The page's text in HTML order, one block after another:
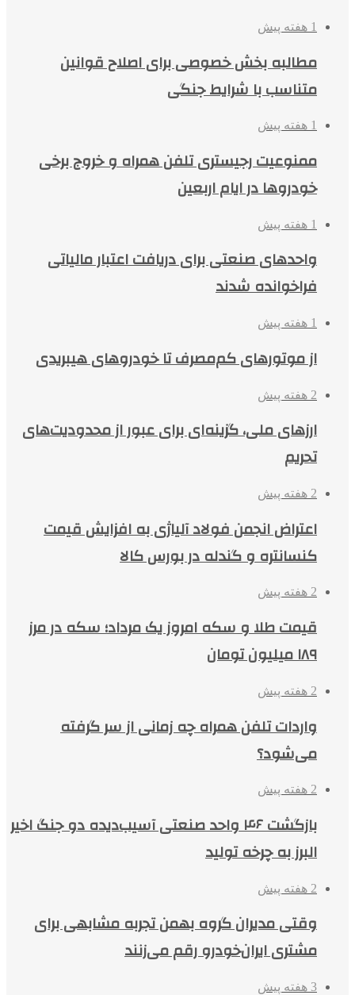
1 هفته پیش
مطالبه بخش خصوصی برای اصلاح قوانین
متناسب با شرایط جنگی
1 هفته پیش
ممنوعیت رجیستری تلفن همراه و خروج برخی
خودروها در ایام اربعین
1 هفته پیش
واحدهای صنعتی برای دریافت اعتبار مالیاتی
فراخوانده شدند
1 هفته پیش
از موتورهای کم‌مصرف تا خودروهای هیبریدی
2 هفته پیش
ارزهای ملی، گزینه‌ای برای عبور از محدودیت‌های
تحریم
2 هفته پیش
اعتراض انجمن فولاد آلیاژی به افزایش قیمت
کنسانتره و گندله در بورس کالا
2 هفته پیش
قیمت طلا و سکه امروز یک مرداد؛ سکه در مرز
۱۸۹ میلیون تومان
2 هفته پیش
واردات تلفن همراه چه زمانی از سر گرفته
می‌شود؟
2 هفته پیش
بازگشت ۴۶ واحد صنعتی آسیب‌دیده دو جنگ اخیر
البرز به چرخه تولید
2 هفته پیش
وقتی مدیران گروه بهمن تجربه مشابهی برای
مشتری ایران‌خودرو رقم می‌زنند
3 هفته پیش